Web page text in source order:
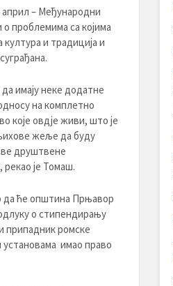
– Међународни
проблемима са којима
и традиција и
имају неке додатне
на комплетно
које овдје живи, што је
жеље да буду
друштвене
рекао је Томаш.
да ће општина Прњавор
о стипендирању
припадник ромске
установама имао право